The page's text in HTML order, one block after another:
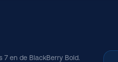
7 en de BlackBerry Bold.